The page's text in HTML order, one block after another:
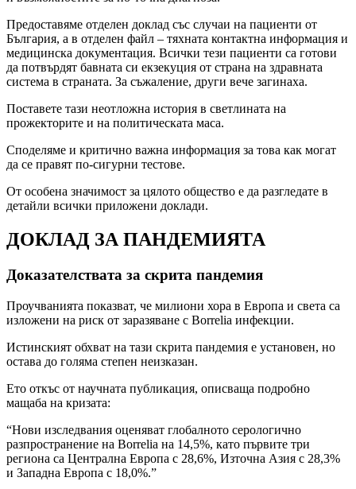
Предоставяме отделен доклад със случаи на пациенти от
България, а в отделен файл – тяхната контактна информация и
медицинска документация. Всички тези пациенти са готови
да потвърдят бавната си екзекуция от страна на здравната
система в страната. За съжаление, други вече загинаха.
Поставете тази неотложна история в светлината на
прожекторите и на политическата маса.
Споделяме и критично важна информация за това как могат
да се правят по-сигурни тестове.
От особена значимост за цялото общество е да разгледате в
детайли всички приложени доклади.
ДОКЛАД ЗА ПАНДЕМИЯТА
Доказателствата за скрита пандемия
Проучванията показват, че милиони хора в Европа и света са
изложени на риск от заразяване с Borrelia инфекции.
Истинският обхват на тази скрита пандемия е установен, но
остава до голяма степен неизказан.
Ето откъс от научната публикация, описваща подробно
мащаба на кризата:
“Нови изследвания оценяват глобалното серологично
разпространение на Borrelia на 14,5%, като първите три
региона са Централна Европа с 28,6%, Източна Азия с 28,3%
и Западна Европа с 18,0%.”